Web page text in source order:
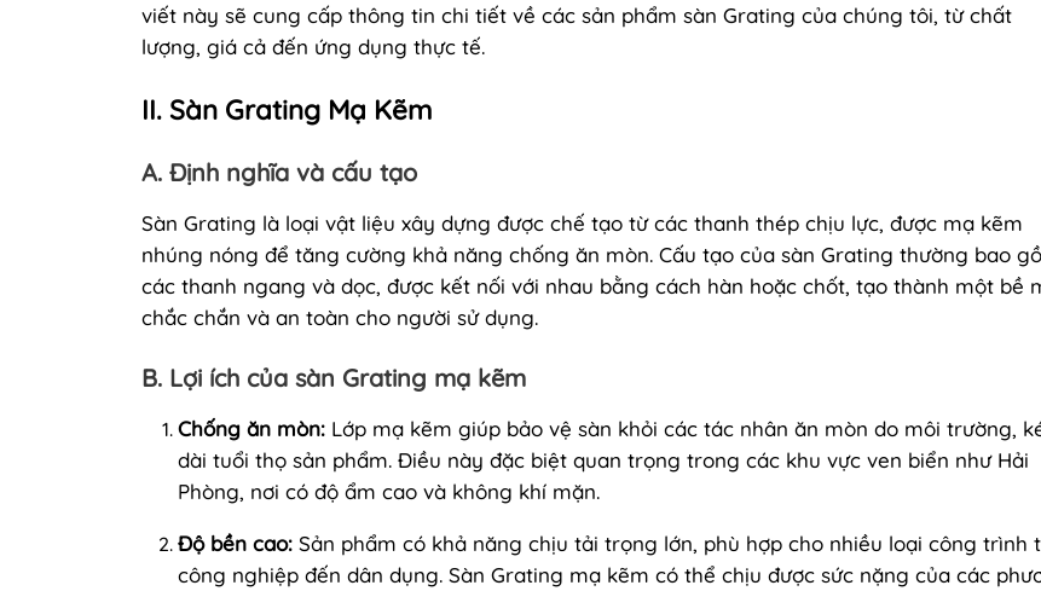
viết này sẽ cung cấp thông tin chi tiết về các sản phẩm sàn Grating của chúng tôi, từ chất
lượng, giá cả đến ứng dụng thực tế.
II. Sàn Grating Mạ Kẽm
A. Định nghĩa và cấu tạo
Sàn Grating là loại vật liệu xây dựng được chế tạo từ các thanh thép chịu lực, được mạ kẽm
nhúng nóng để tăng cường khả năng chống ăn mòn. Cấu tạo của sàn Grating thường bao
các thanh ngang và dọc, được kết nối với nhau bằng cách hàn hoặc chốt, tạo thành một bề
chắc chắn và an toàn cho người sử dụng.
B. Lợi ích của sàn Grating mạ kẽm
Chống ăn mòn: Lớp mạ kẽm giúp bảo vệ sàn khỏi các tác nhân ăn mòn do môi trường,
dài tuổi thọ sản phẩm. Điều này đặc biệt quan trọng trong các khu vực ven biển như Hải
Phòng, nơi có độ ẩm cao và không khí mặn.
Độ bền cao: Sản phẩm có khả năng chịu tải trọng lớn, phù hợp cho nhiều loại công trình
công nghiệp đến dân dụng. Sàn Grating mạ kẽm có thể chịu được sức nặng của các